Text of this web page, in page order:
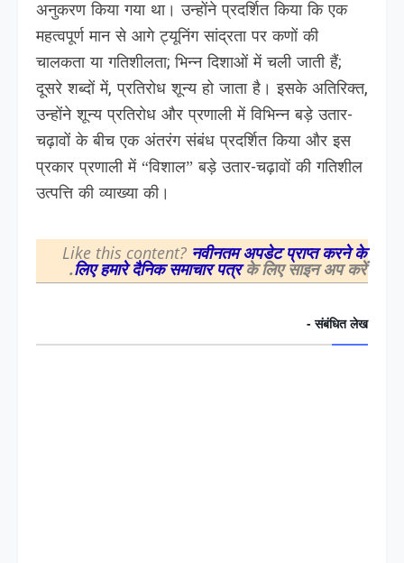
अनुकरण किया गया था। उन्होंने प्रदर्शित किया कि एक
महत्वपूर्ण मान से आगे ट्यूनिंग सांद्रता पर कणों की
चालकता या गतिशीलता; भिन्न दिशाओं में चली जाती हैं;
दूसरे शब्दों में, प्रतिरोध शून्य हो जाता है। इसके अतिरिक्त,
उन्होंने शून्य प्रतिरोध और प्रणाली में विभिन्न बड़े उतार-
चढ़ावों के बीच एक अंतरंग संबंध प्रदर्शित किया और इस
प्रकार प्रणाली में “विशाल” बड़े उतार-चढ़ावों की गतिशील
उत्पत्ति की व्याख्या की।
Like this content? नवीनतम अपडेट प्राप्त करने के
लिए हमारे दैनिक समाचार पत्रके लिए साइन अप करें.
संबंधित लेख -